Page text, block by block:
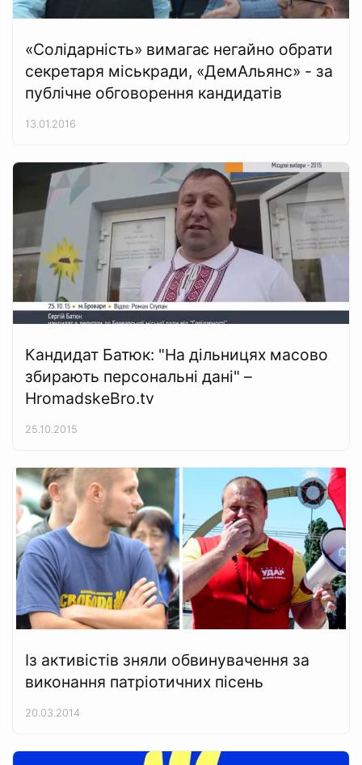
«Солідарність» вимагає негайно обрати
секретаря міськради, «ДемАльянс» - за
публічне обговорення кандидатів
13.01.2016
Кандидат Батюк: "На дільницях масово
збирають персональні дані" –
HromadskeBro.tv
25.10.2015
Із активістів зняли обвинувачення за
виконання патріотичних пісень
20.03.2014